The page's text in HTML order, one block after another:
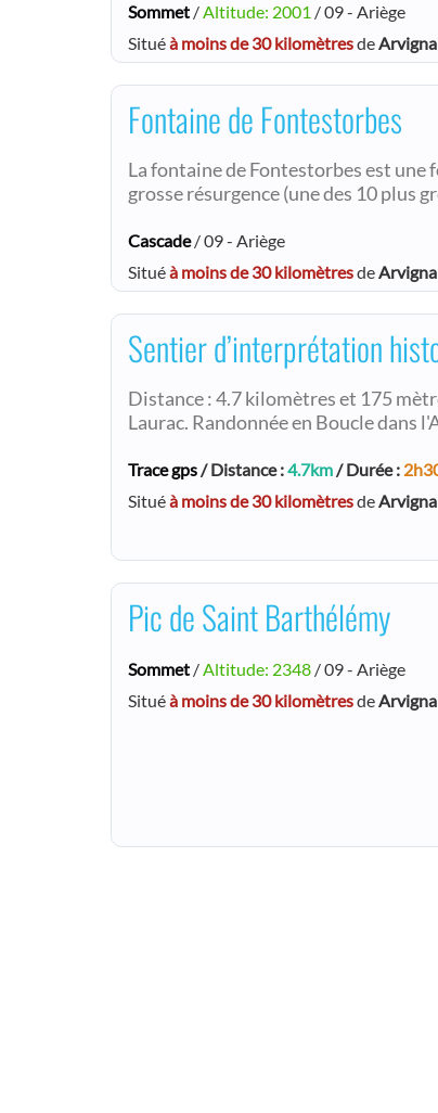
Sommet /Altitude: 2001 / 09 - Ariège
Situéà moins de 30 kilomètresdeArvigna
Fontaine de Fontestorbes
La fontaine de Fontestorbes est
grosse résurgence (une des 10 plus
Cascade/ 09 - Ariège
Situéà moins de 30 kilomètresdeArvigna
Sentier d’interprétation
Distance : 4.7 kilomètres et 175
Laurac. Randonnée en Boucle dans
Trace gps/ Distance :4.7km/ Durée :
Situéà moins de 30 kilomètresdeArvigna
Pic de Saint Barthélémy
Sommet /Altitude: 2348 / 09 - Ariège
Situéà moins de 30 kilomètresdeArvigna